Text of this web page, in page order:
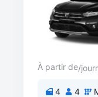
À partir de/
4 4